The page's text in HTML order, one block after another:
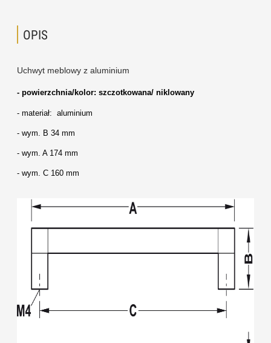
OPIS
Uchwyt meblowy z aluminium
- powierzchnia/kolor: szczotkowana/ niklowany
- materiał: aluminium
- wym. B 34 mm
- wym. A 174 mm
- wym. C 160 mm